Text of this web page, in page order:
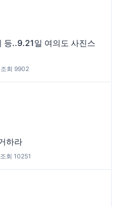
등..9.21일 여의도 사진스
조회 9902
하라
조회 10251